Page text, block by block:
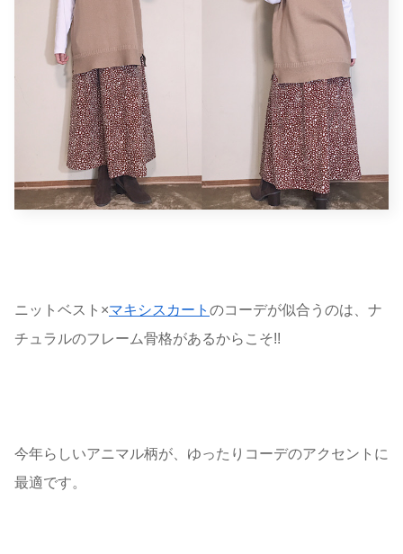
ニットベスト×マキシスカート のコーデが似合うのは、ナ
チュラルのフレーム骨格があるからこそ!!
今年らしいアニマル柄が、ゆったりコーデのアクセントに
最適です。